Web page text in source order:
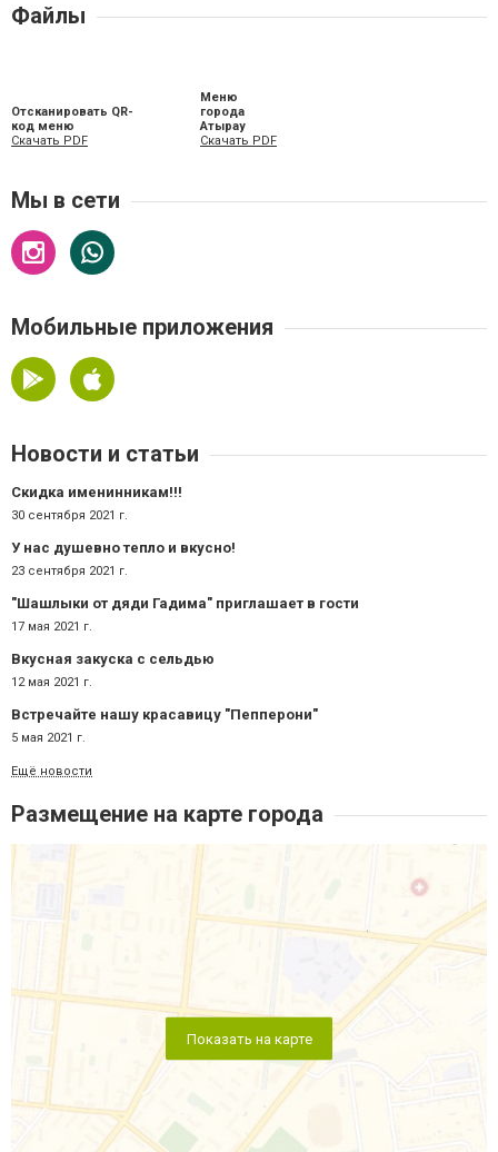
Файлы
Отсканировать QR-
код меню
Скачать PDF
Меню
города
Атырау
Скачать PDF
Мы в сети
Мобильные приложения
Новости и статьи
Скидка именинникам!!!
30 сентября 2021 г.
У нас душевно тепло и вкусно!
23 сентября 2021 г.
"Шашлыки от дяди Гадима" приглашает в гости
17 мая 2021 г.
Вкусная закуска с сельдью
12 мая 2021 г.
Встречайте нашу красавицу "Пепперони"
5 мая 2021 г.
Ещё новости
Размещение на карте города
Показать на карте